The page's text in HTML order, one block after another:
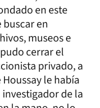
en este
buscar en
museos e
cerrar el
privado, a
le había
de la